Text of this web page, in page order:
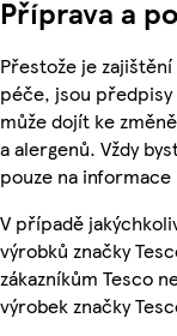
Příprava a
Přestože je
péče, jsou
může dojít ke
a alergenů. Vždy
pouze na
V případě
výrobků značky
zákazníkům Tesco
výrobek značky